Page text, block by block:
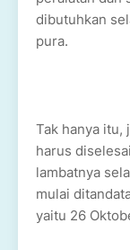
dibutuhkan
pura.
Tak hanya itu,
harus
lambatnya
mulai
yaitu 26